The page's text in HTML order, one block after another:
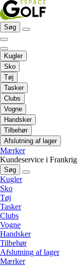
Søg
Kugler
Sko
Tøj
Tasker
Clubs
Vogne
Handsker
Tilbehør
Afslutning af lager
Mærker
Kundeservice i Frankrig
Søg
Kugler
Sko
Tøj
Tasker
Clubs
Vogne
Handsker
Tilbehør
Afslutning af lager
Mærker